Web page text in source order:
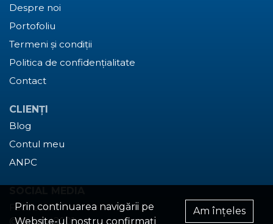
Despre noi
Portofoliu
Termeni și condiții
Politica de confidențialitate
Contact
CLIENȚI
Blog
Contul meu
ANPC
Facebook
@absolut2001
Am înțeles
Prin continuarea navigării pe
Website-ul nostru confirmați